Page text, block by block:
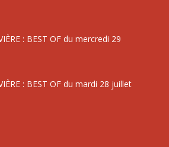
: BEST OF du mercredi 29
: BEST OF du mardi 28 juillet